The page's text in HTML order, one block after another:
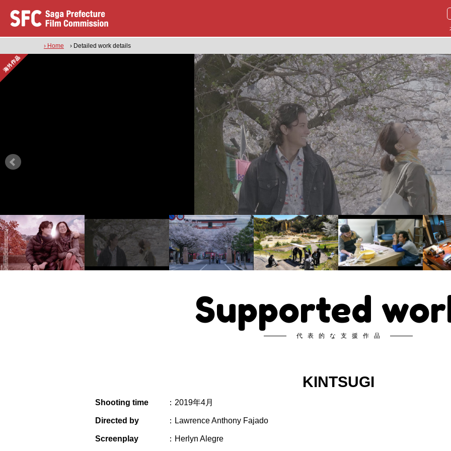
› Home › Detailed work details
Supported
代表的な支援作品
KINTSUGI
Shooting time ：2019年4月
Directed by ：Lawrence Anthony Fajado
Screenplay ：Herlyn Alegre